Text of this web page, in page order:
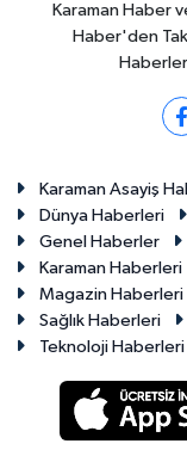
Karaman Haber
Haber'den
Karaman Asayiş
Dünya Haberleri
Genel Haberler
Karaman Haberleri
Magazin Haberleri
Sağlık Haberleri
Teknoloji Haberleri